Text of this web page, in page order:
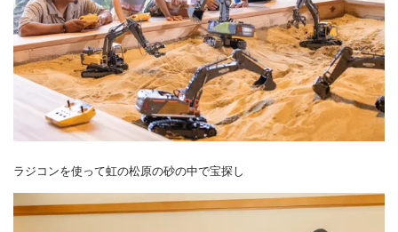
ラジコンを使って虹の松原の砂の中で宝探し